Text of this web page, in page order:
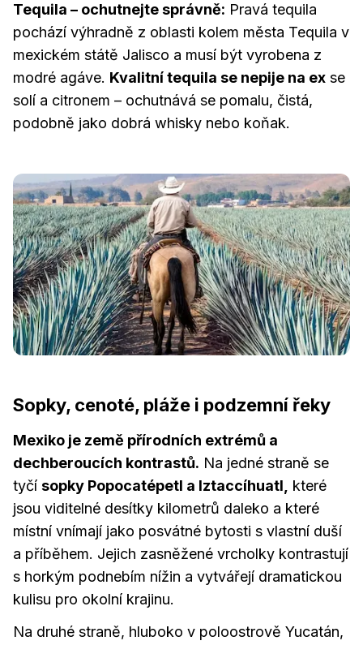
Tequila – ochutnejte správně: Pravá tequila
pochází výhradně z oblasti kolem města Tequila v
mexickém státě Jalisco a musí být vyrobena z
modré agáve. Kvalitní tequila se nepije na ex se
solí a citronem – ochutnává se pomalu, čistá,
podobně jako dobrá whisky nebo koňak.
Sopky, cenoté, pláže i podzemní řeky
Mexiko je země přírodních extrémů a
dechberoucích kontrastů. Na jedné straně se
tyčí sopky Popocatépetl a Iztaccíhuatl,
které
jsou viditelné desítky kilometrů daleko a které
místní vnímají jako posvátné bytosti s vlastní duší
a příběhem. Jejich zasněžené vrcholky kontrastují
s horkým podnebím nížin a vytvářejí dramatickou
kulisu pro okolní krajinu.
Na druhé straně, hluboko v poloostrově Yucatán,